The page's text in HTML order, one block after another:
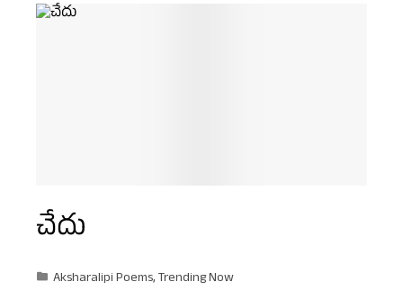
చేదు
Aksharalipi Poems,Trending Now